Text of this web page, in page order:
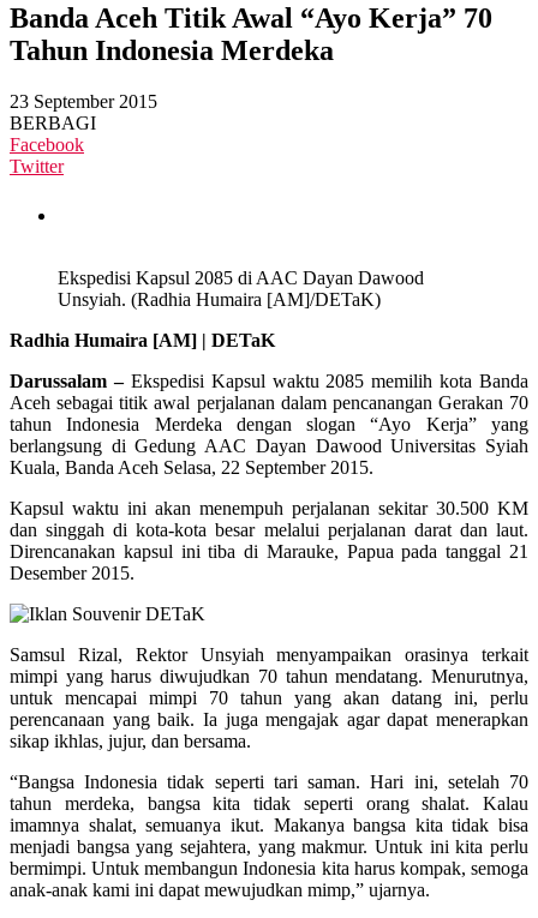
Banda Aceh Titik Awal “Ayo Kerja” 70
Tahun Indonesia Merdeka
23 September 2015
BERBAGI
Facebook
Twitter
Ekspedisi Kapsul 2085 di AAC Dayan Dawood
Unsyiah. (Radhia Humaira [AM]/DETaK)
Radhia Humaira [AM] | DETaK
Darussalam – Ekspedisi Kapsul waktu 2085 memilih kota Banda
Aceh sebagai titik awal perjalanan dalam pencanangan Gerakan 70
tahun Indonesia Merdeka dengan slogan “Ayo Kerja” yang
berlangsung di Gedung AAC Dayan Dawood Universitas Syiah
Kuala, Banda Aceh Selasa, 22 September 2015.
Kapsul waktu ini akan menempuh perjalanan sekitar 30.500 KM
dan singgah di kota-kota besar melalui perjalanan darat dan laut.
Direncanakan kapsul ini tiba di Marauke, Papua pada tanggal 21
Desember 2015.
Samsul Rizal, Rektor Unsyiah menyampaikan orasinya terkait
mimpi yang harus diwujudkan 70 tahun mendatang. Menurutnya,
untuk mencapai mimpi 70 tahun yang akan datang ini, perlu
perencanaan yang baik. Ia juga mengajak agar dapat menerapkan
sikap ikhlas, jujur, dan bersama.
“Bangsa Indonesia tidak seperti tari saman. Hari ini, setelah 70
tahun merdeka, bangsa kita tidak seperti orang shalat. Kalau
imamnya shalat, semuanya ikut. Makanya bangsa kita tidak bisa
menjadi bangsa yang sejahtera, yang makmur. Untuk ini kita perlu
bermimpi. Untuk membangun Indonesia kita harus kompak, semoga
anak-anak kami ini dapat mewujudkan mimp,” ujarnya.